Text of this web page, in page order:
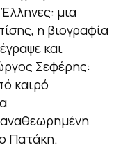
μια
η βιογραφία
και
Σεφέρης:
καιρό
Πατάκη.